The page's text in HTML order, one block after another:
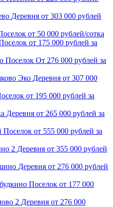
Деревня от 303 000 рублей
от 50 000 рублей/сотка
от 175 000 рублей за
Поселок От 276 000 рублей за
Эко Деревня от 307 000
от 195 000 рублей за
Деревня от 265 000 рублей за
Поселок от 555 000 рублей за
2 Деревня от 355 000 рублей
Деревня от 276 000 рублей
Поселок от 177 000
2 Деревня от 276 000